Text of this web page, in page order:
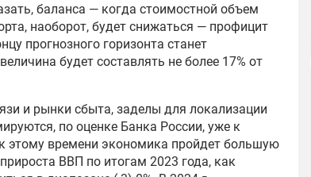
баланса — когда стоимостной объем
наоборот, будет снижаться — профицит
прогнозного горизонта станет
будет составлять не более 17% от
и рынки сбыта, заделы для локализации
по оценке Банка России, уже к
этому времени экономика пройдет большую
ВВП по итогам 2023 года, как